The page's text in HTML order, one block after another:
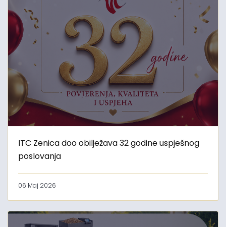
ITC Zenica doo obilježava 32 godine uspješnog
poslovanja
06 Maj 2026